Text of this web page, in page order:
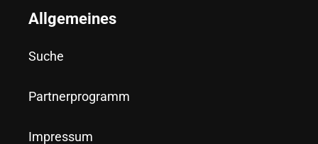
Allgemeines
Suche
Partnerprogramm
Impressum